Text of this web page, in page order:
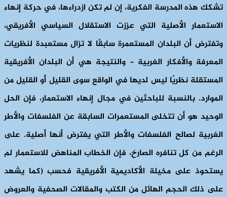
تشكك هذه المدرسة الفكرية، إن لم تكن ازدراءها، في حركة إنهاء
الاستعمار الأصلية التي عززت الاستقلال السياسي الأفريقي،
وتفترض أن البلدان المستعمرة سابقًا لا تزال مستعبدة لنظريات
المعرفة والأفكار الغربية – والنتيجة هي أن البلدان الأفريقية
المستقلة نظريًا ليس لديها في الواقع سوى القليل أو القليل من
الموارد. بالنسبة للباحثين في مجال إنهاء الاستعمار، فإن الحل
الوحيد هو أن تتخلى المستعمرات السابقة عن الفلسفات والأطر
الغربية لصالح الفلسفات والأطر التي يفترض أنها أصلية. على
الرغم من كل تنافره الصارخ، فإن الخطاب المناهض للاستعمار لم
يستحوذ على مخيلة الأكاديمية الأفريقية فحسب (كما يشهد
على ذلك الحجم الهائل من الكتب والمقالات الصحفية والعروض